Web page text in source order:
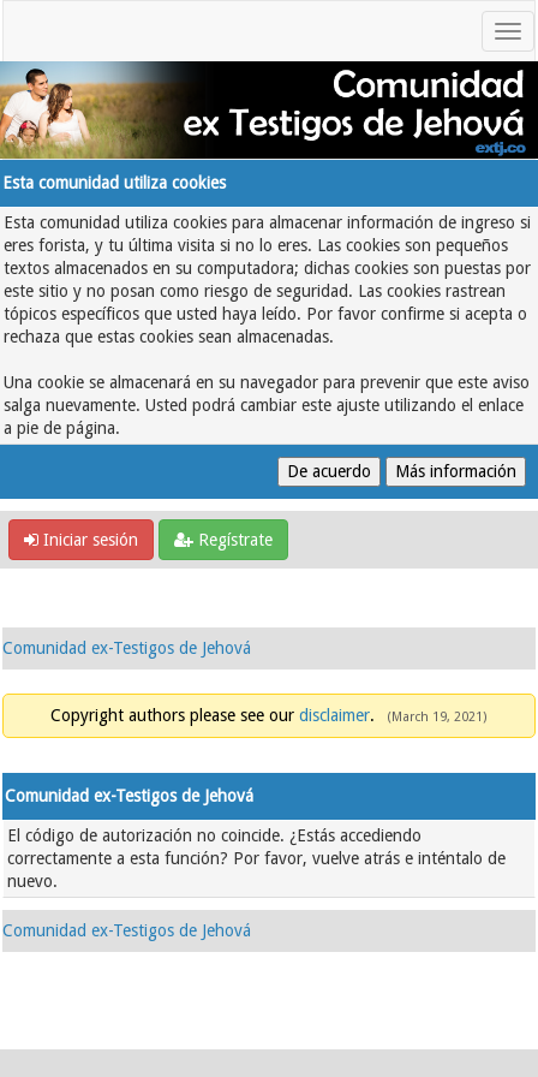
Esta comunidad utiliza cookies
Esta comunidad utiliza cookies para almacenar información de ingreso si
eres forista, y tu última visita si no lo eres. Las cookies son pequeños
textos almacenados en su computadora; dichas cookies son puestas por
este sitio y no posan como riesgo de seguridad. Las cookies rastrean
tópicos específicos que usted haya leído. Por favor confirme si acepta o
rechaza que estas cookies sean almacenadas.
Una cookie se almacenará en su navegador para prevenir que este aviso
salga nuevamente. Usted podrá cambiar este ajuste utilizando el enlace
a pie de página.
Iniciar sesión Regístrate
Comunidad ex-Testigos de Jehová
Copyright authors please see our disclaimer. (March 19, 2021)
Comunidad ex-Testigos de Jehová
El código de autorización no coincide. ¿Estás accediendo
correctamente a esta función? Por favor, vuelve atrás e inténtalo de
nuevo.
Comunidad ex-Testigos de Jehová